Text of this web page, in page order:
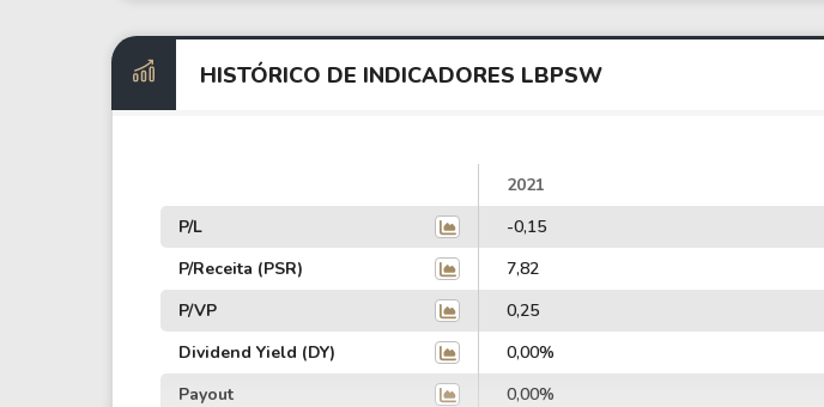
HISTÓRICO DE INDICADORES LBPSW
2021
P/L
-0,15
P/Receita (PSR)
7,82
P/VP
0,25
Dividend Yield (DY)
0,00%
Payout
0,00%